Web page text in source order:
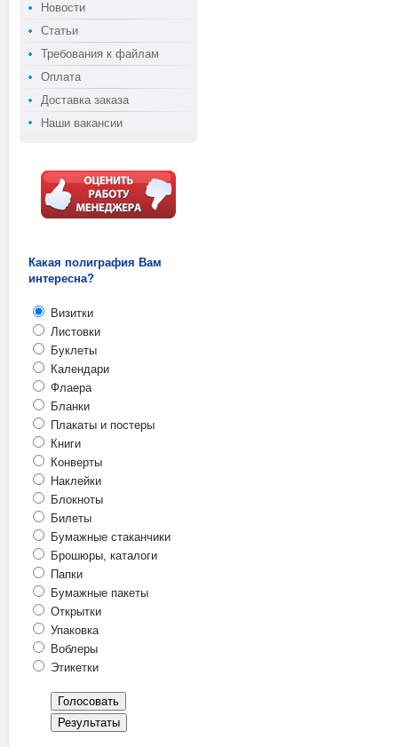
Новости
Статьи
Требования к файлам
Оплата
Доставка заказа
Наши вакансии
Какая полиграфия Вам
интересна?
Визитки
Листовки
Буклеты
Календари
Флаера
Бланки
Плакаты и постеры
Книги
Конверты
Наклейки
Блокноты
Билеты
Бумажные стаканчики
Брошюры, каталоги
Папки
Бумажные пакеты
Открытки
Упаковка
Воблеры
Этикетки